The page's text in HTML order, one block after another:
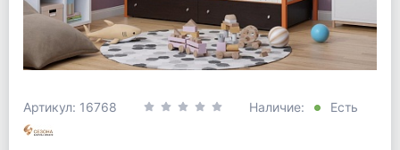
Артикул: 16768 Наличие: Есть